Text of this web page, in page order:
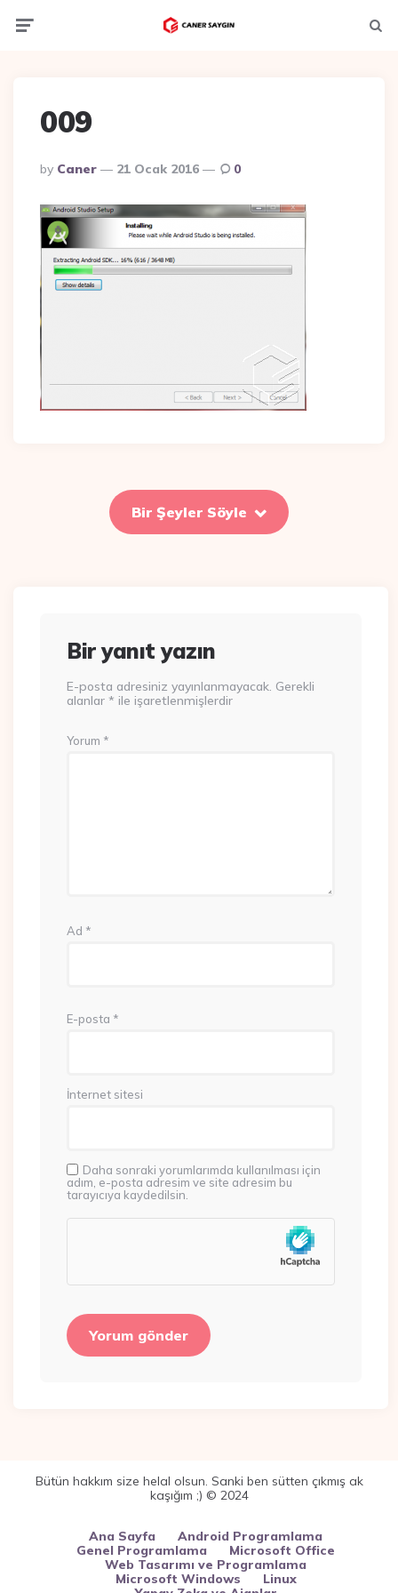
Ara
009
Posted
By
By Caner 21 Ocak 2016 0
Bir Şeyler Söyle
Bir yanıt yazın
E-posta adresiniz yayınlanmayacak. Gerekli
alanlar * ile işaretlenmişlerdir
Yorum *
Ad *
E-posta *
İnternet sitesi
Daha sonraki yorumlarımda kullanılması için
adım, e-posta adresim ve site adresim bu
tarayıcıya kaydedilsin.
Bütün hakkım size helal olsun. Sanki ben sütten çıkmış ak
kaşığım ;) © 2024
Ana Sayfa
Android Programlama
Genel Programlama
Microsoft Office
Web Tasarımı ve Programlama
Microsoft Windows
Linux